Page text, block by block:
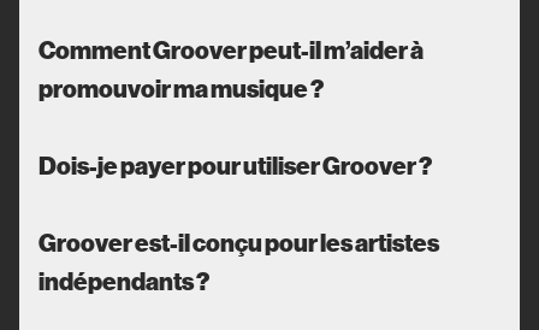
Comment Groover peut-il m’aider à
promouvoir ma musique ?
Dois-je payer pour utiliser Groover ?
Groover est-il conçu pour les artistes
indépendants ?